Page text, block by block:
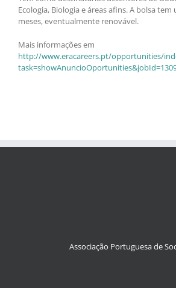
Ecologia, Biologia e áreas afins. A bolsa
meses, eventualmente renovável.
Mais informações em
http://www.eracareers.pt/opportunities/
Associação Portuguesa de